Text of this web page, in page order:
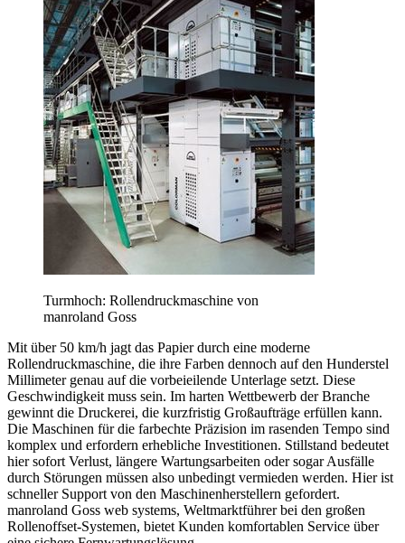
Turmhoch: Rollendruckmaschine von
manroland Goss
Mit über 50 km/h jagt das Papier durch eine moderne
Rollendruckmaschine, die ihre Farben dennoch auf den Hunderstel
Millimeter genau auf die vorbeieilende Unterlage setzt. Diese
Geschwindigkeit muss sein. Im harten Wettbewerb der Branche
gewinnt die Druckerei, die kurzfristig Großaufträge erfüllen kann.
Die Maschinen für die farbechte Präzision im rasenden Tempo sind
komplex und erfordern erhebliche Investitionen. Stillstand bedeutet
hier sofort Verlust, längere Wartungsarbeiten oder sogar Ausfälle
durch Störungen müssen also unbedingt vermieden werden. Hier ist
schneller Support von den Maschinenherstellern gefordert.
manroland Goss web systems, Weltmarktführer bei den großen
Rollenoffset-Systemen, bietet Kunden komfortablen Service über